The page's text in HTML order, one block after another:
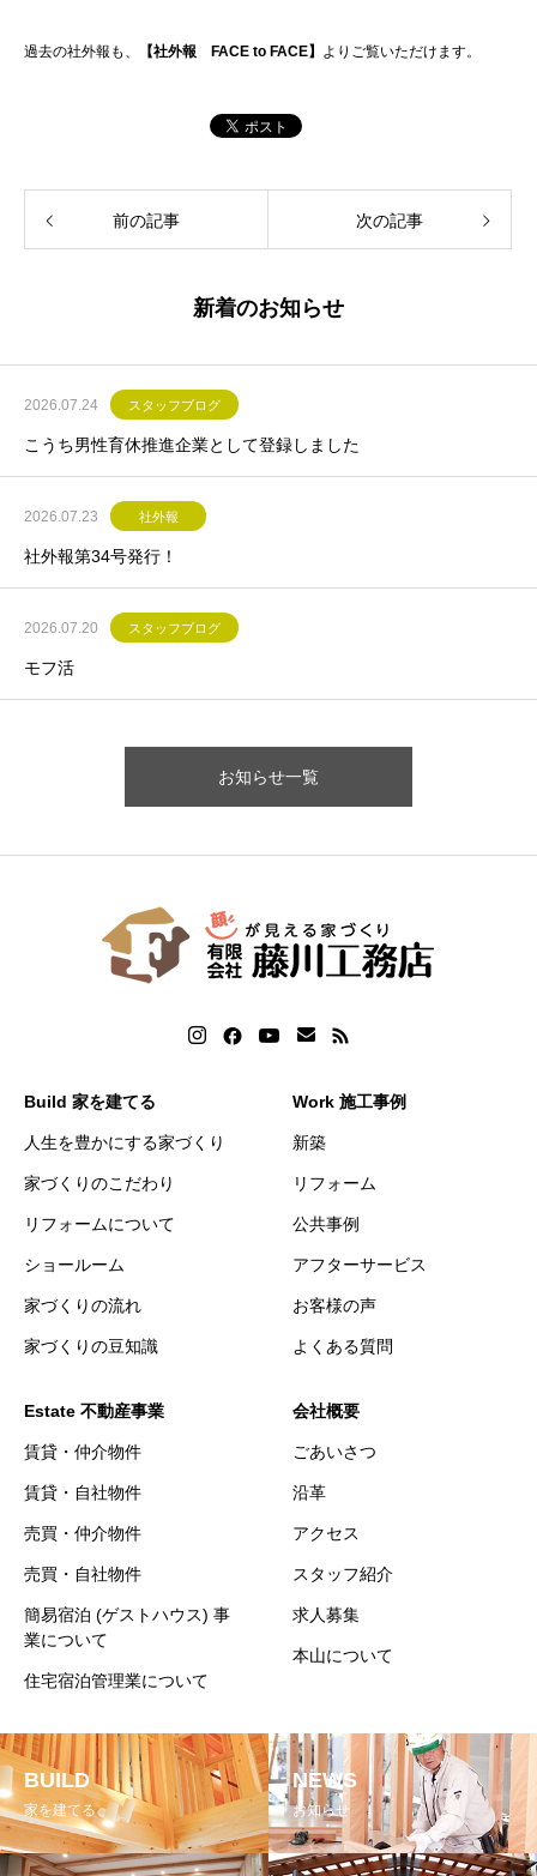
過去の社外報も、 【社外報 FACE to FACE】 よりご覧いただけます。
前の記事 次の記事
新着のお知らせ
2026.07.24 スタッフブログ
こうち男性育休推進企業として登録しました
2026.07.23 社外報
社外報第34号発行！
2026.07.20 スタッフブログ
モフ活
お知らせ一覧
Build 家を建てる
人生を豊かにする家づくり
家づくりのこだわり
リフォームについて
ショールーム
家づくりの流れ
家づくりの豆知識
Work 施工事例
新築
リフォーム
公共事例
アフターサービス
お客様の声
よくある質問
Estate 不動産事業
賃貸・仲介物件
賃貸・自社物件
売買・仲介物件
売買・自社物件
簡易宿泊 (ゲストハウス) 事
業について
住宅宿泊管理業について
会社概要
ごあいさつ
沿革
アクセス
スタッフ紹介
求人募集
本山について
BUILD
家を建てる
NEWS
お知らせ